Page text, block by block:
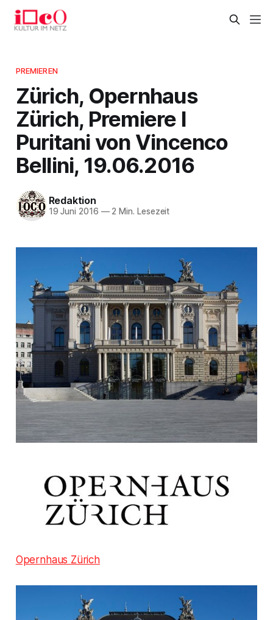
PREMIEREN
Zürich, Opernhaus
Zürich, Premiere I
Puritani von Vincenco
Bellini, 19.06.2016
Redaktion
19 Juni 2016 —2 Min. Lesezeit
Opernhaus Zürich